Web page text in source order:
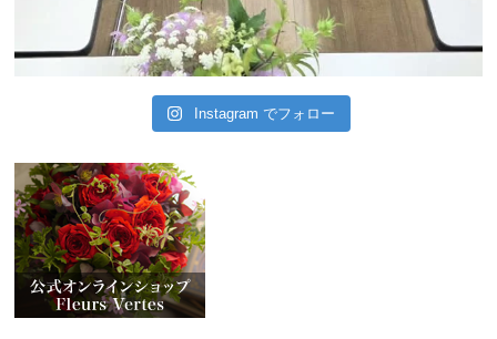
Instagram でフォロー